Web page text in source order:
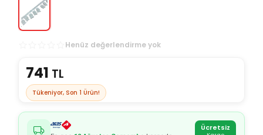
Henüz değerlendirme yok
741 TL
Tükeniyor, Son 1 Ürün!
Ücretsiz